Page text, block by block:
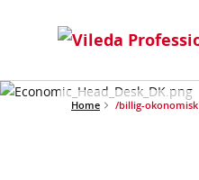
Home /billig-okonomisk